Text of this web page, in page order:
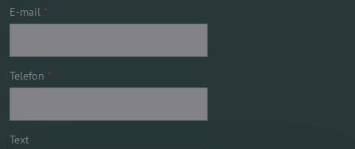
E-mail *
Telefon *
Text